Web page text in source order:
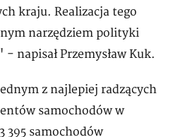
kraju. Realizacja tego
narzędziem polityki
napisał Przemysław Kuk.
z najlepiej radzących
samochodów w
395 samochodów